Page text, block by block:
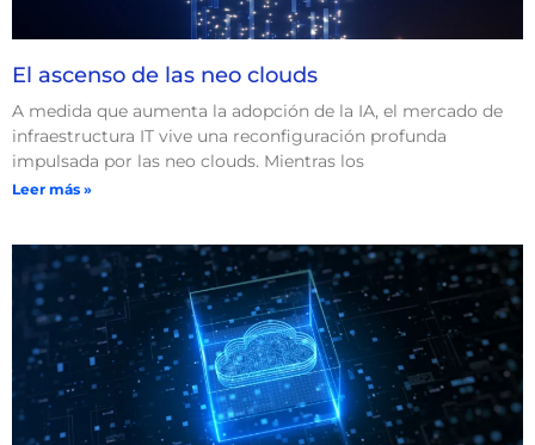
El ascenso de las neo clouds
A medida que aumenta la adopción de la IA, el mercado de
infraestructura IT vive una reconfiguración profunda
impulsada por las neo clouds. Mientras los
Leer más »